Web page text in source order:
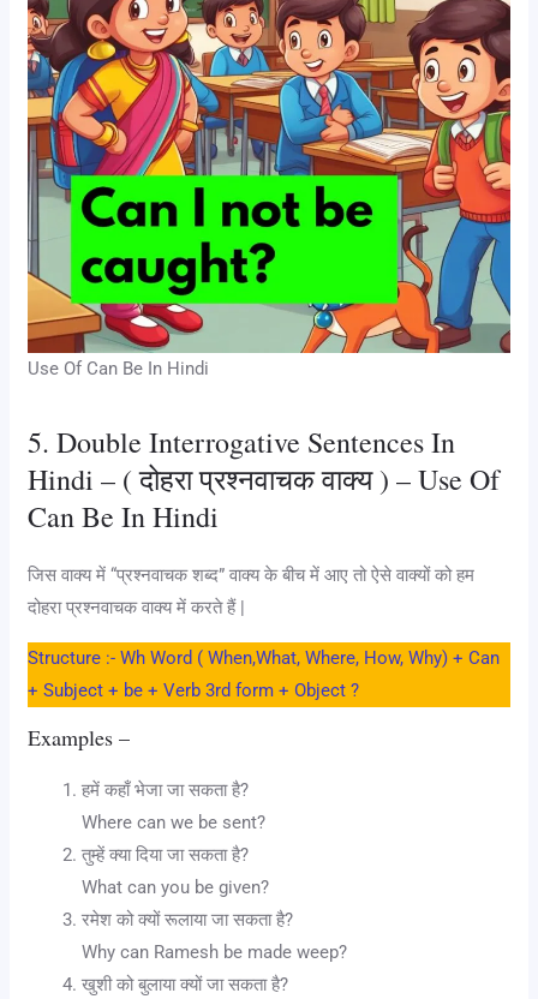
Use Of Can Be In Hindi
5. Double Interrogative Sentences In
Hindi – ( दोहरा प्रश्नवाचक वाक्य ) – Use Of
Can Be In Hindi
जिस वाक्य में “प्रश्नवाचक शब्द” वाक्य के बीच में आए तो ऐसे वाक्यों को हम
दोहरा प्रश्नवाचक वाक्य में करते हैं |
Structure :- Wh Word ( When,What, Where, How, Why) + Can
+ Subject + be + Verb 3rd form + Object ?
Examples –
हमें कहाँ भेजा जा सकता है?
Where can we be sent?
तुम्हें क्या दिया जा सकता है?
What can you be given?
रमेश को क्यों रूलाया जा सकता है?
Why can Ramesh be made weep?
खुशी को बुलाया क्यों जा सकता है?